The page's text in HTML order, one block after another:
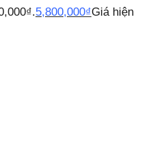
5,800,000₫Giá hiện